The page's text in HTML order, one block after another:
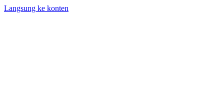
Langsung ke konten